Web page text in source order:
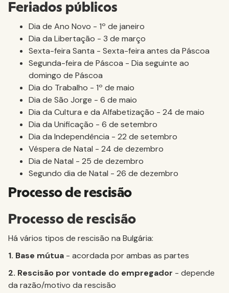
Feriados públicos
Dia de Ano Novo - 1º de janeiro
Dia da Libertação - 3 de março
Sexta-feira Santa - Sexta-feira antes da Páscoa
Segunda-feira de Páscoa - Dia seguinte ao
domingo de Páscoa
Dia do Trabalho - 1º de maio
Dia de São Jorge - 6 de maio
Dia da Cultura e da Alfabetização - 24 de maio
Dia da Unificação - 6 de setembro
Dia da Independência - 22 de setembro
Véspera de Natal - 24 de dezembro
Dia de Natal - 25 de dezembro
Segundo dia de Natal - 26 de dezembro
Processo de rescisão
Processo de rescisão
Há vários tipos de rescisão na Bulgária:
1. Base mútua - acordada por ambas as partes
2. Rescisão por vontade do empregador - depende
da razão/motivo da rescisão